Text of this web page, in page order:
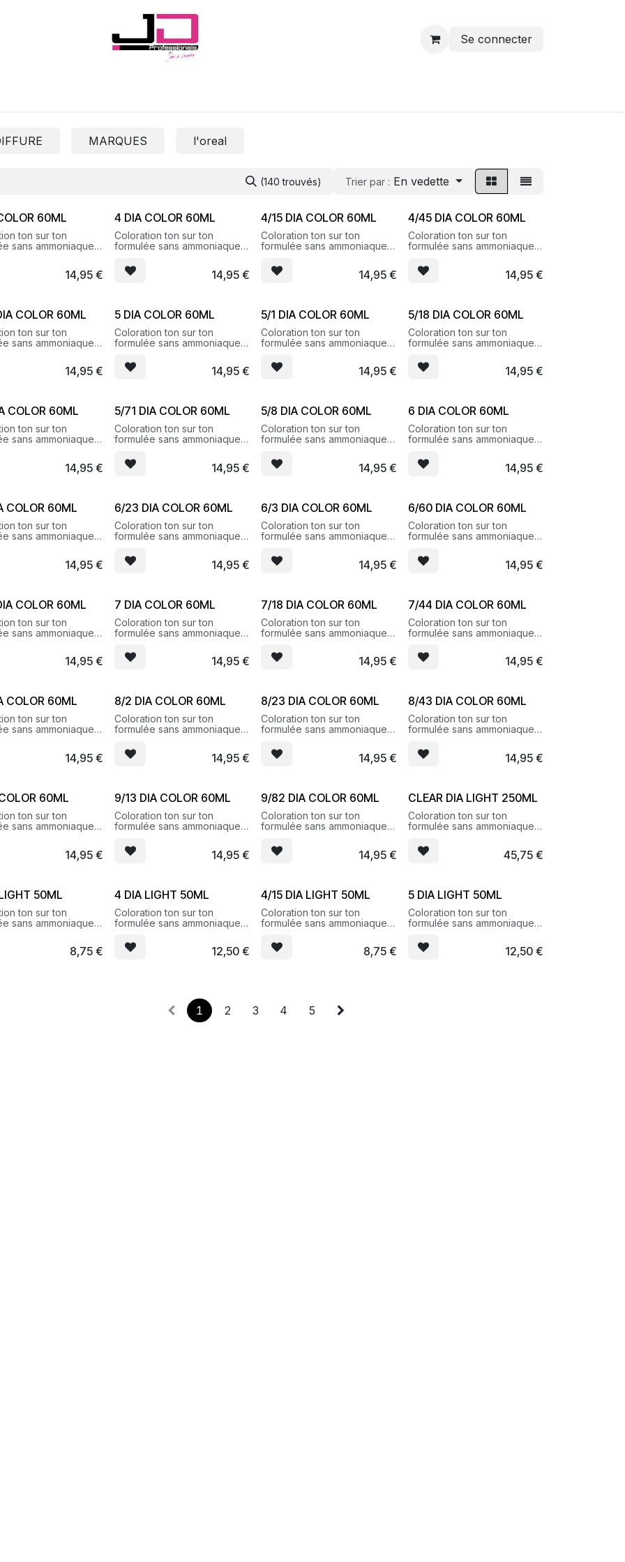
Se connecter
MARQUES l'oreal
(140 trouvés) Trier par : En vedette
60ML
ton sur ton
sans ammoniaque
14,95 €
4 DIA COLOR 60ML
Coloration ton sur ton
formulée sans ammoniaque
lumineux
14,95 €
4/15 DIA COLOR 60ML
Coloration ton sur ton
formulée sans ammoniaque
lumineux
14,95€
4/45 DIA COLOR 60ML
Coloration ton sur ton
formulée sans ammoniaque
lumineux
14,95€
COLOR 60ML
ton sur ton
sans ammoniaque
14,95 €
5 DIA COLOR 60ML
Coloration ton sur ton
formulée sans ammoniaque
lumineux
14,95 €
5/1 DIA COLOR 60ML
Coloration ton sur ton
formulée sans ammoniaque
lumineux
14,95€
5/18 DIA COLOR 60ML
Coloration ton sur ton
formulée sans ammoniaque
lumineux
14,95€
COLOR 60ML
ton sur ton
sans ammoniaque
14,95 €
5/71 DIA COLOR 60ML
Coloration ton sur ton
formulée sans ammoniaque
lumineux
14,95 €
5/8 DIA COLOR 60ML
Coloration ton sur ton
formulée sans ammoniaque
lumineux
14,95€
6 DIA COLOR 60ML
Coloration ton sur ton
formulée sans ammoniaque
lumineux
14,95€
COLOR 60ML
ton sur ton
sans ammoniaque
14,95 €
6/23 DIA COLOR 60ML
Coloration ton sur ton
formulée sans ammoniaque
lumineux
14,95 €
6/3 DIA COLOR 60ML
Coloration ton sur ton
formulée sans ammoniaque
lumineux
14,95€
6/60 DIA COLOR 60ML
Coloration ton sur ton
formulée sans ammoniaque
lumineux
14,95€
COLOR 60ML
ton sur ton
sans ammoniaque
14,95 €
7 DIA COLOR 60ML
Coloration ton sur ton
formulée sans ammoniaque
lumineux
14,95 €
7/18 DIA COLOR 60ML
Coloration ton sur ton
formulée sans ammoniaque
lumineux
14,95€
7/44 DIA COLOR 60ML
Coloration ton sur ton
formulée sans ammoniaque
lumineux
14,95€
COLOR 60ML
ton sur ton
sans ammoniaque
14,95 €
8/2 DIA COLOR 60ML
Coloration ton sur ton
formulée sans ammoniaque
lumineux
14,95 €
8/23 DIA COLOR 60ML
Coloration ton sur ton
formulée sans ammoniaque
lumineux
14,95€
8/43 DIA COLOR 60ML
Coloration ton sur ton
formulée sans ammoniaque
lumineux
14,95€
60ML
ton sur ton
sans ammoniaque
14,95 €
9/13 DIA COLOR 60ML
Coloration ton sur ton
formulée sans ammoniaque
lumineux
14,95 €
9/82 DIA COLOR 60ML
Coloration ton sur ton
formulée sans ammoniaque
lumineux
14,95€
CLEAR DIA LIGHT 250ML
Coloration ton sur ton
formulée sans ammoniaque
lumineux
45,75€
50ML
ton sur ton
sans ammoniaque
8,75 €
4 DIA LIGHT 50ML
Coloration ton sur ton
formulée sans ammoniaque
lumineux
12,50 €
4/15 DIA LIGHT 50ML
Coloration ton sur ton
formulée sans ammoniaque
lumineux
8,75€
5 DIA LIGHT 50ML
Coloration ton sur ton
formulée sans ammoniaque
lumineux
12,50€
1 2 3 4 5